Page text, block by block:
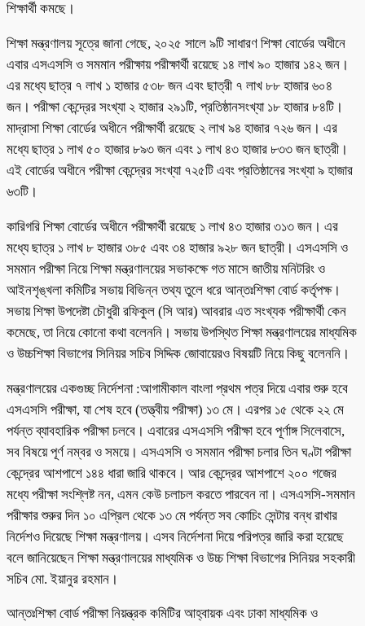
শিক্ষার্থী কমছে।
শিক্ষা মন্ত্রণালয় সূত্রে জানা গেছে, ২০২৫ সালে ৯টি সাধারণ শিক্ষা বোর্ডের অধীনে
এবার এসএসসি ও সমমান পরীক্ষায় পরীক্ষার্থী রয়েছে ১৪ লাখ ৯০ হাজার ১৪২ জন।
এর মধ্যে ছাত্র ৭ লাখ ১ হাজার ৫৩৮ জন এবং ছাত্রী ৭ লাখ ৮৮ হাজার ৬০৪
জন। পরীক্ষা কেন্দ্রের সংখ্যা ২ হাজার ২৯১টি, প্রতিষ্ঠানসংখ্যা ১৮ হাজার ৮৪টি।
মাদ্রাসা শিক্ষা বোর্ডের অধীনে পরীক্ষার্থী রয়েছে ২ লাখ ৯৪ হাজার ৭২৬ জন। এর
মধ্যে ছাত্র ১ লাখ ৫০ হাজার ৮৯৩ জন এবং ১ লাখ ৪৩ হাজার ৮৩৩ জন ছাত্রী।
এই বোর্ডের অধীনে পরীক্ষা কেন্দ্রের সংখ্যা ৭২৫টি এবং প্রতিষ্ঠানের সংখ্যা ৯ হাজার
৬৩টি।
কারিগরি শিক্ষা বোর্ডের অধীনে পরীক্ষার্থী রয়েছে ১ লাখ ৪৩ হাজার ৩১৩ জন। এর
মধ্যে ছাত্র ১ লাখ ৮ হাজার ৩৮৫ এবং ৩৪ হাজার ৯২৮ জন ছাত্রী। এসএসসি ও
সমমান পরীক্ষা নিয়ে শিক্ষা মন্ত্রণালয়ের সভাকক্ষে গত মাসে জাতীয় মনিটরিং ও
আইনশৃঙ্খলা কমিটির সভায় বিভিন্ন তথ্য তুলে ধরে আন্তঃশিক্ষা বোর্ড কর্তৃপক্ষ।
সভায় শিক্ষা উপদেষ্টা চৌধুরী রফিকুল (সি আর) আবরার এত সংখ্যক পরীক্ষার্থী কেন
কমেছে, তা নিয়ে কোনো কথা বলেননি। সভায় উপস্থিত শিক্ষা মন্ত্রণালয়ের মাধ্যমিক
ও উচ্চশিক্ষা বিভাগের সিনিয়র সচিব সিদ্দিক জোবায়েরও বিষয়টি নিয়ে কিছু বলেননি।
মন্ত্রণালয়ের একগুচ্ছ নির্দেশনা :আগামীকাল বাংলা প্রথম পত্র দিয়ে এবার শুরু হবে
এসএসসি পরীক্ষা, যা শেষ হবে (তত্ত্বীয় পরীক্ষা) ১৩ মে। এরপর ১৫ থেকে ২২ মে
পর্যন্ত ব্যাবহারিক পরীক্ষা চলবে। এবারের এসএসসি পরীক্ষা হবে পূর্ণাঙ্গ সিলেবাসে,
সব বিষয়ে পূর্ণ নম্বর ও সময়ে। এসএসসি ও সমমান পরীক্ষা চলার তিন ঘণ্টা পরীক্ষা
কেন্দ্রের আশপাশে ১৪৪ ধারা জারি থাকবে। আর কেন্দ্রের আশপাশে ২০০ গজের
মধ্যে পরীক্ষা সংশ্লিষ্ট নন, এমন কেউ চলাচল করতে পারবেন না। এসএসসি-সমমান
পরীক্ষার শুরুর দিন ১০ এপ্রিল থেকে ১৩ মে পর্যন্ত সব কোচিং সেন্টার বন্ধ রাখার
নির্দেশও দিয়েছে শিক্ষা মন্ত্রণালয়। এসব নির্দেশনা দিয়ে পরিপত্র জারি করা হয়েছে
বলে জানিয়েছেন শিক্ষা মন্ত্রণালয়ের মাধ্যমিক ও উচ্চ শিক্ষা বিভাগের সিনিয়র সহকারী
সচিব মো. ইয়ানুর রহমান।
আন্তঃশিক্ষা বোর্ড পরীক্ষা নিয়ন্ত্রক কমিটির আহ্বায়ক এবং ঢাকা মাধ্যমিক ও